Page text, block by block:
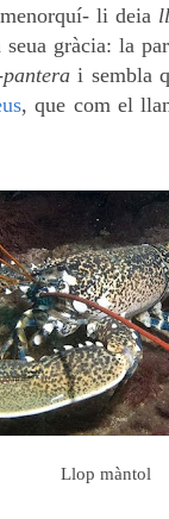
li deia
gràcia: la
i sembla
, que com el
Llop màntol